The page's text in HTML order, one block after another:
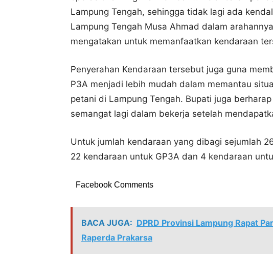
Lampung Tengah, sehingga tidak lagi ada
Lampung Tengah Musa Ahmad dalam
mengatakan untuk memanfaatkan kendaraan
Penyerahan Kendaraan tersebut juga guna
P3A menjadi lebih mudah dalam memantau
petani di Lampung Tengah. Bupati juga
semangat lagi dalam bekerja setelah
Untuk jumlah kendaraan yang dibagi sejumlah
22 kendaraan untuk GP3A dan 4 kendaraan
Facebook Comments
BACA JUGA: DPRD Provinsi Lampung Rapat
Raperda Prakarsa